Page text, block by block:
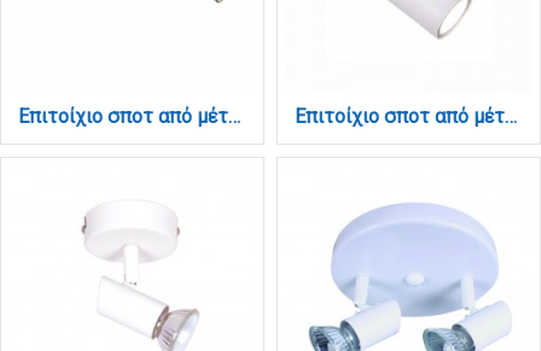
Επιτοίχιο σποτ από μέταλλο σε ασημί απόχρωση 4XGU10 D:110cm (9087-6-Silver) Επιτοίχιο σποτ από μέταλλο σε λευκή απόχρωση 1XGU10 D:10cm (9086-1)